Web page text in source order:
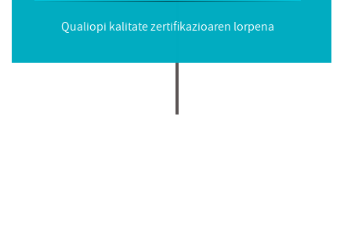
Qualiopi kalitate zertifikazioaren lorpena